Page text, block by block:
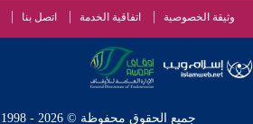
وثيقة الخصوصية اتفاقية الخدمة اتصل بنا
جميع الحقوق محفوظة © 2026 - 1998 لشبكة إسلام ويب